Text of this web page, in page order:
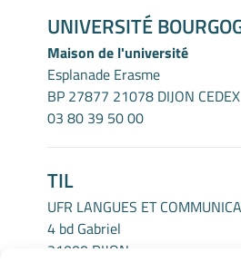
UNIVERSITÉ
Maison de l'université
Esplanade Erasme
BP 27877 21078 DIJON CEDEX
03 80 39 50 00
TIL
UFR LANGUES ET
4 bd Gabriel
21000 DIJON